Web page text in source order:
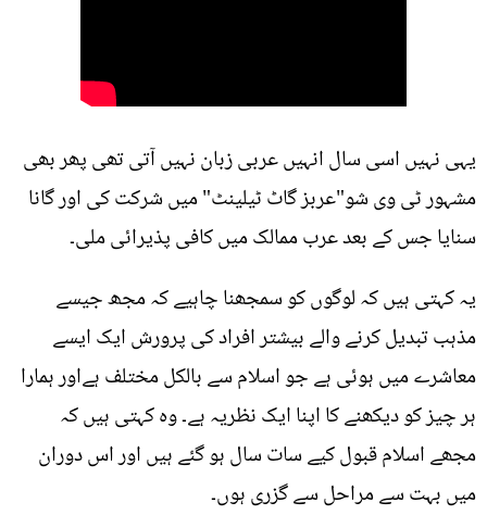
یہی نہیں اسی سال انہیں عربی زبان نہیں آتی تھی پھر بھی
مشہور ٹی وی شو"عربز گاٹ ٹیلینٹ" میں شرکت کی اور گانا
سنایا جس کے بعد عرب ممالک میں کافی پذیرائی ملی۔
یہ کہتی ہیں کہ لوگوں کو سمجھنا چاہیے کہ مجھ جیسے
مذہب تبدیل کرنے والے بیشتر افراد کی پرورش ایک ایسے
معاشرے میں ہوئی ہے جو اسلام سے بالکل مختلف ہےاور ہمارا
ہر چیز کو دیکھنے کا اپنا ایک نظریہ ہے۔ وہ کہتی ہیں کہ
مجھے اسلام قبول کیے سات سال ہو گئے ہیں اور اس دوران
میں بہت سے مراحل سے گزری ہوں۔